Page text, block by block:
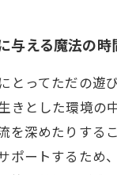
学びと成長
与える魔法の時
ってただの遊
とした環境の
深めたりする
ポートするた